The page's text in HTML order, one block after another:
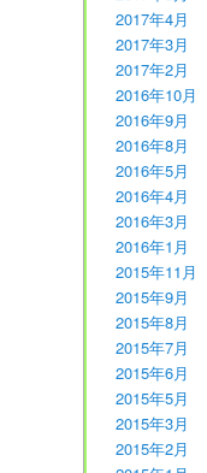
2017年4月
2017年3月
2017年2月
2016年10月
2016年9月
2016年8月
2016年5月
2016年4月
2016年3月
2016年1月
2015年11月
2015年9月
2015年8月
2015年7月
2015年6月
2015年5月
2015年3月
2015年2月